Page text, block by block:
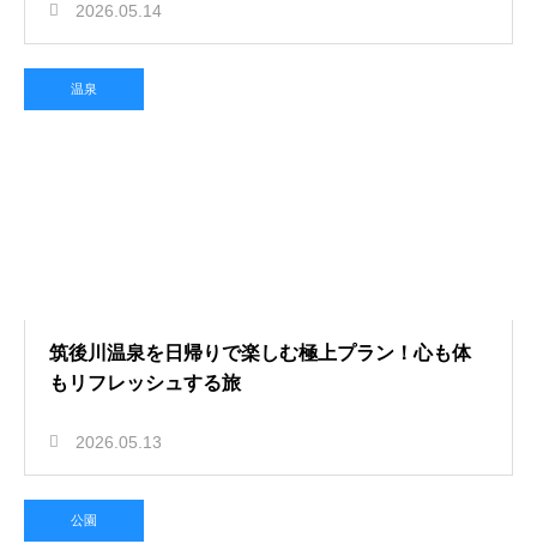
2026.05.14
温泉
筑後川温泉を日帰りで楽しむ極上プラン！心も体
もリフレッシュする旅
2026.05.13
公園